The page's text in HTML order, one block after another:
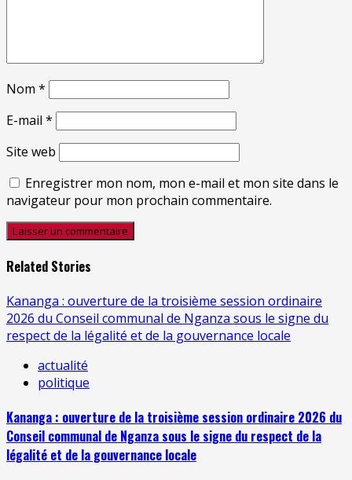
Nom *
E-mail *
Site web
Enregistrer mon nom, mon e-mail et mon site dans le
navigateur pour mon prochain commentaire.
Related Stories
Kananga : ouverture de la troisième session ordinaire
2026 du Conseil communal de Nganza sous le signe du
respect de la légalité et de la gouvernance locale
actualité
politique
Kananga : ouverture de la troisième session ordinaire 2026 du
Conseil communal de Nganza sous le signe du respect de la
légalité et de la gouvernance locale